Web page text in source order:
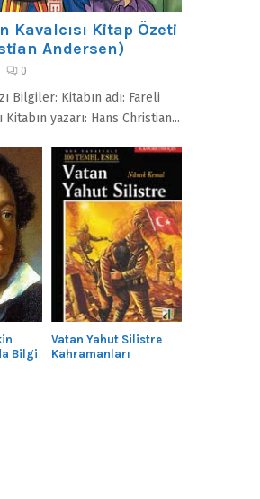
Kavalcısı Kitap Özeti
Andersen)
0
Bilgiler: Kitabın adı: Fareli
Kitabın yazarı: Hans Christian...
Bilgi
Vatan Yahut Silistre
Kahramanları